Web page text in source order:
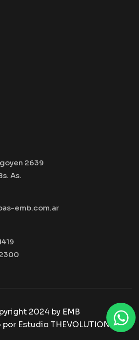
2639
As.
emb.com.ar
2024 by EMB
Estudio THEVOLUTION